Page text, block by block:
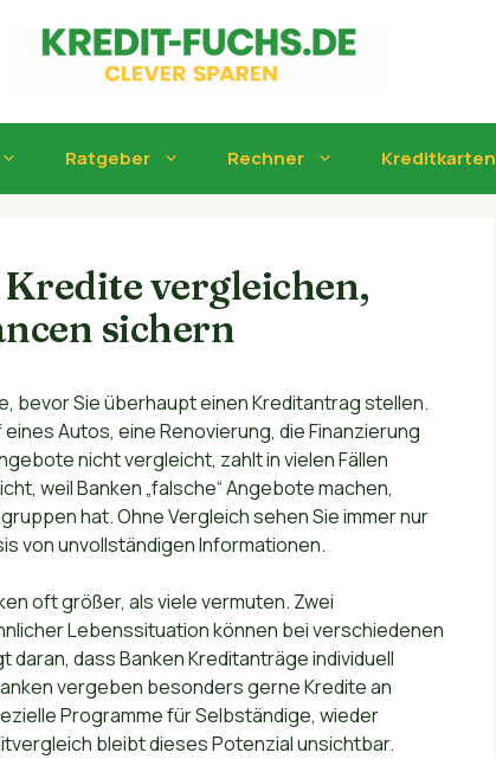
Ratgeber Rechner Kreditkarten
vergleichen,
sichern
bevor Sie überhaupt einen Kreditantrag stellen.
Autos, eine Renovierung, die Finanzierung
nicht vergleicht, zahlt in vielen Fällen
weil Banken „falsche“ Angebote machen,
hat. Ohne Vergleich sehen Sie immer nur
von unvollständigen Informationen.
oft größer, als viele vermuten. Zwei
Lebenssituation können bei verschiedenen
dass Banken Kreditanträge individuell
vergeben besonders gerne Kredite an
Programme für Selbständige, wieder
bleibt dieses Potenzial unsichtbar.